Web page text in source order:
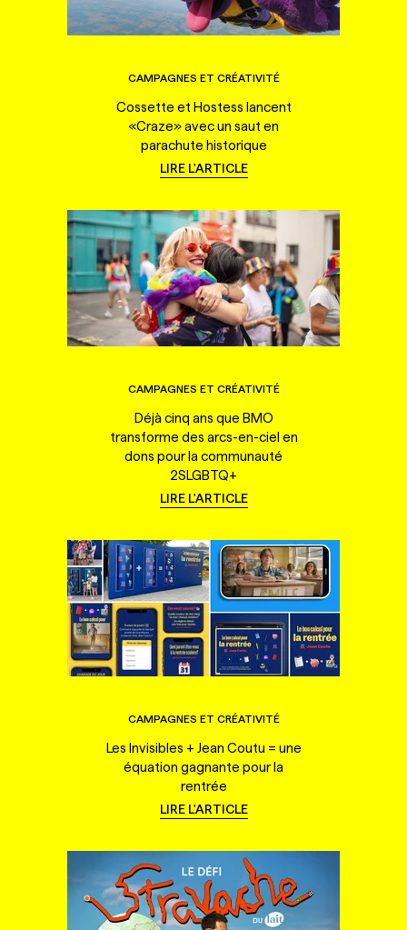
CAMPAGNES ET CRÉATIVITÉ
Cossette et Hostess lancent
«Craze» avec un saut en
parachute historique
LIRE L'ARTICLE
CAMPAGNES ET CRÉATIVITÉ
Déjà cinq ans que BMO
transforme des arcs-en-ciel en
dons pour la communauté
2SLGBTQ+
LIRE L'ARTICLE
CAMPAGNES ET CRÉATIVITÉ
Les Invisibles + Jean Coutu = une
équation gagnante pour la
rentrée
LIRE L'ARTICLE